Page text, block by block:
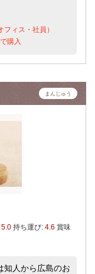
ィス・社員）
購入
まんじゅう
5.0 持ち運び: 4.6 賞味
知人から広島のお